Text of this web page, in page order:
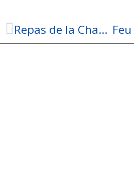
Repas de la Chasse